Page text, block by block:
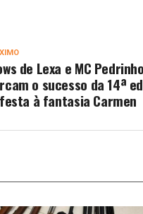
de Lexa e MC Pedrinho
o sucesso da 14ª
à fantasia Carmen